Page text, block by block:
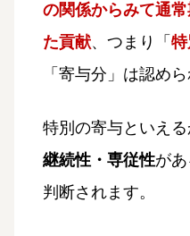
の関係からみて通
た貢献、つまり「
「寄与分」は認めら
特別の寄与といえる
継続性・専従性が
判断されます。